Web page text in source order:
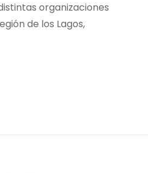
organizaciones
de los Lagos,